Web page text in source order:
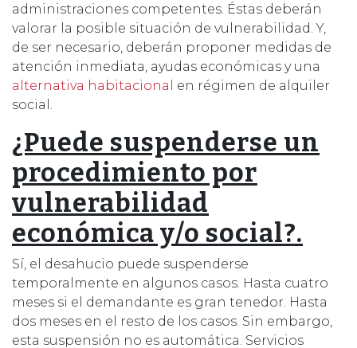
administraciones competentes. Éstas deberán
valorar la posible situación de vulnerabilidad. Y,
de ser necesario, deberán proponer medidas de
atención inmediata, ayudas económicas y una
alternativa habitacional
en régimen de alquiler
social.
¿Puede suspenderse un
procedimiento por
vulnerabilidad
económica y/o social?.
Sí, el desahucio puede suspenderse
temporalmente en algunos casos. Hasta cuatro
meses si el demandante es gran tenedor. Hasta
dos meses en el resto de los casos. Sin embargo,
esta suspensión no es automática. Servicios